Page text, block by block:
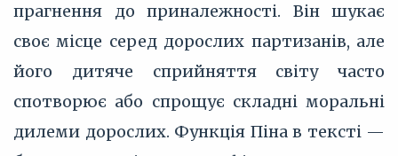
прагнення до приналежності. Він шукає
своє місце серед дорослих партизанів, але
його дитяче сприйняття світу часто
спотворює або спрощує складні моральні
дилеми дорослих. Функція Піна в тексті —